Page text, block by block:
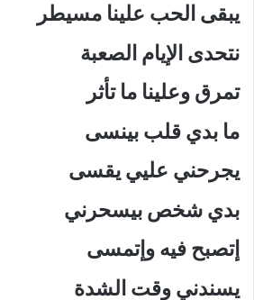
يبقى الحب علينا مسيطر
نتحدى الإيام الصعبة
تمرق وعلينا ما تأثر
ما بدي قلب بينسى
يجرحني عليي يقسى
بدي شخص بيسحرني
إتصبح فيه وإتمسى
يسندني وقت الشدة